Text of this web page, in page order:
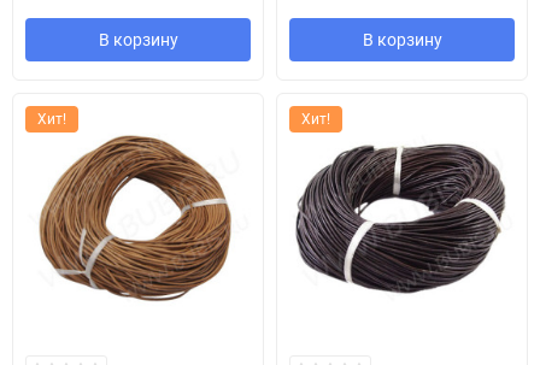
В корзину В корзину
Хит! Хит!